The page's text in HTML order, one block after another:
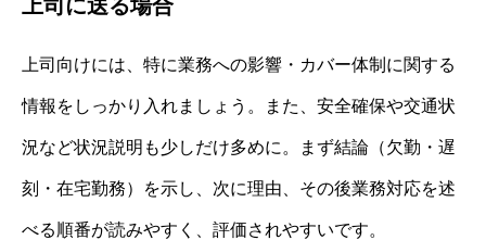
上司に送る場合
上司向けには、特に業務への影響・カバー体制に関する
情報をしっかり入れましょう。また、安全確保や交通状
況など状況説明も少しだけ多めに。まず結論（欠勤・遅
刻・在宅勤務）を示し、次に理由、その後業務対応を述
べる順番が読みやすく、評価されやすいです。